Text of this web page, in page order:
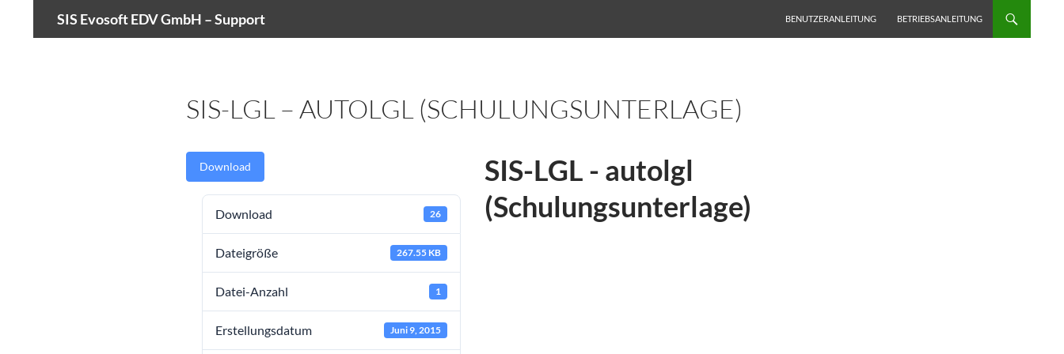
SIS Evosoft EDV GmbH – Support BENUTZERANLEITUNG BETRIEBSANLEITUNG
SIS-LGL – AUTOLGL (SCHULUNGSUNTERLAGE)
Download
Download 26
Dateigröße 267.55 KB
Datei-Anzahl 1
Erstellungsdatum Juni 9, 2015
SIS-LGL - autolgl
(Schulungsunterlage)